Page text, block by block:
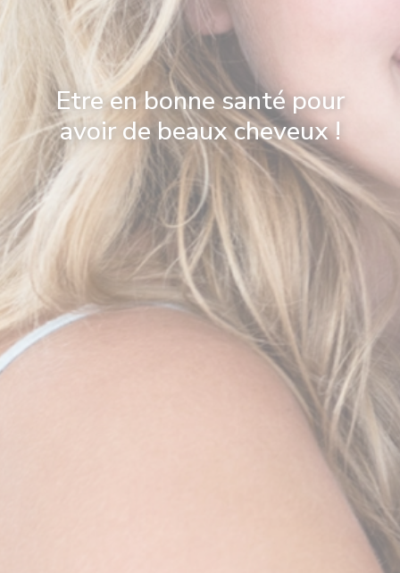
Etre en bonne santé pour
avoir de beaux cheveux !